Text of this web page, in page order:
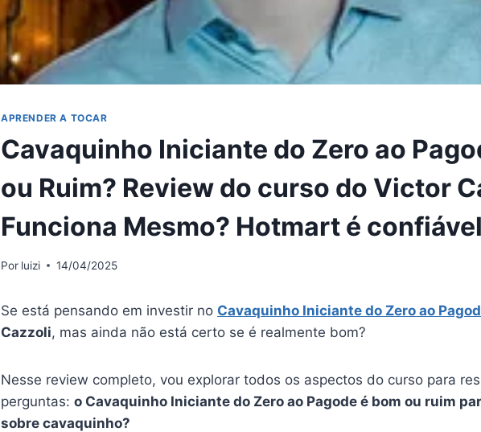
APRENDER A TOCAR
Cavaquinho Iniciante do Zero ao
ou Ruim? Review do curso do Victor
Funciona Mesmo? Hotmart é
Por luizi 14/04/2025
Se está pensando em investir no Cavaquinho Iniciante do Zero ao
Cazzoli, mas ainda não está certo se é realmente bom?
Nesse review completo, vou explorar todos os aspectos do curso para
perguntas: o Cavaquinho Iniciante do Zero ao Pagode é bom ou ruim
sobre cavaquinho?